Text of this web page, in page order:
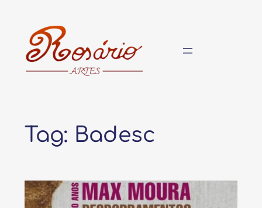
conteúdo
Tag: Badesc